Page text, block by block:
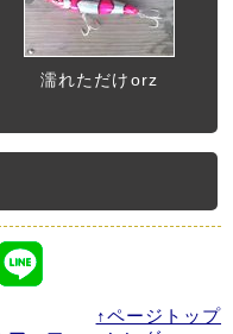
濡れただけorz
↑ページトップ